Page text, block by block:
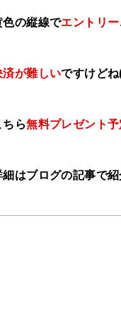
色の縦線でエントリー
済が難しいですけどね
ちら無料プレゼント予
細はブログの記事で紹